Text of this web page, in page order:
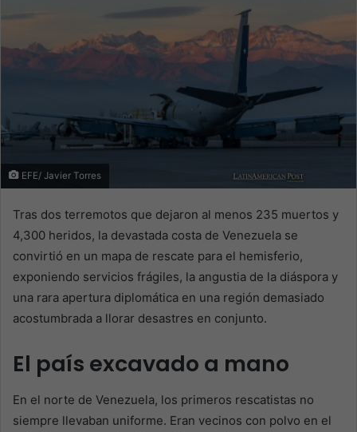
EFE/ Javier Torres
Tras dos terremotos que dejaron al menos 235 muertos y
4,300 heridos, la devastada costa de Venezuela se
convirtió en un mapa de rescate para el hemisferio,
exponiendo servicios frágiles, la angustia de la diáspora y
una rara apertura diplomática en una región demasiado
acostumbrada a llorar desastres en conjunto.
El país excavado a mano
En el norte de Venezuela, los primeros rescatistas no
siempre llevaban uniforme. Eran vecinos con polvo en el